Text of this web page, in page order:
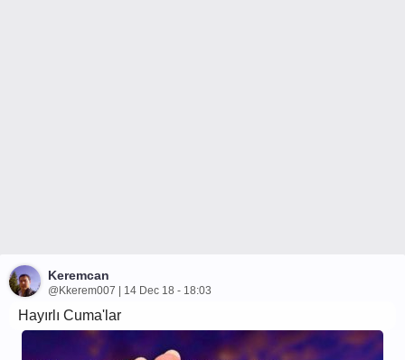
Keremcan
@Kkerem007 | 14 Dec 18 - 18:03
Hayırlı Cuma'lar